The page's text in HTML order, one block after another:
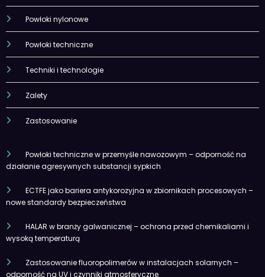
Powłoki nylonowe
Powłoki techniczne
Techniki i technologie
Zalety
Zastosowanie
Powłoki techniczne w przemyśle nawozowym – odporność na
działanie agresywnych substancji sypkich
ECTFE jako bariera antykorozyjna w zbiornikach procesowych –
nowe standardy bezpieczeństwa
HALAR w branży galwanicznej – ochrona przed chemikaliami i
wysoką temperaturą
Zastosowanie fluoropolimerów w instalacjach solarnych –
odporność na UV i czynniki atmosferyczne